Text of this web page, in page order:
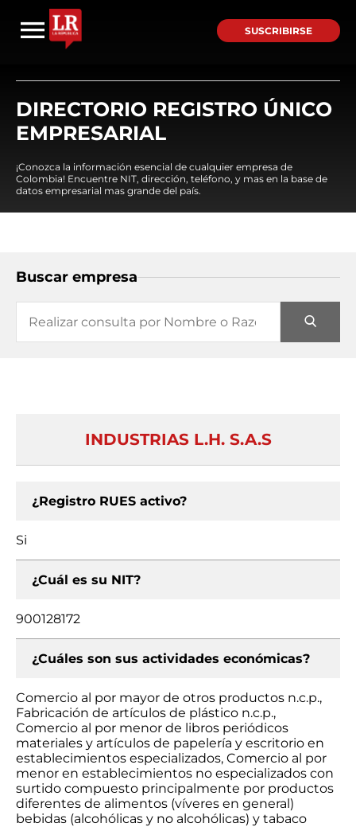
SUSCRIBIRSE
DIRECTORIO REGISTRO ÚNICO
EMPRESARIAL
¡Conozca la información esencial de cualquier empresa de
Colombia! Encuentre NIT, dirección, teléfono, y mas en la base de
datos empresarial mas grande del país.
Buscar empresa
INDUSTRIAS L.H. S.A.S
¿Registro RUES activo?
Si
¿Cuál es su NIT?
900128172
¿Cuáles son sus actividades económicas?
Comercio al por mayor de otros productos n.c.p.,
Fabricación de artículos de plástico n.c.p.,
Comercio al por menor de libros periódicos
materiales y artículos de papelería y escritorio en
establecimientos especializados, Comercio al por
menor en establecimientos no especializados con
surtido compuesto principalmente por productos
diferentes de alimentos (víveres en general)
bebidas (alcohólicas y no alcohólicas) y tabaco